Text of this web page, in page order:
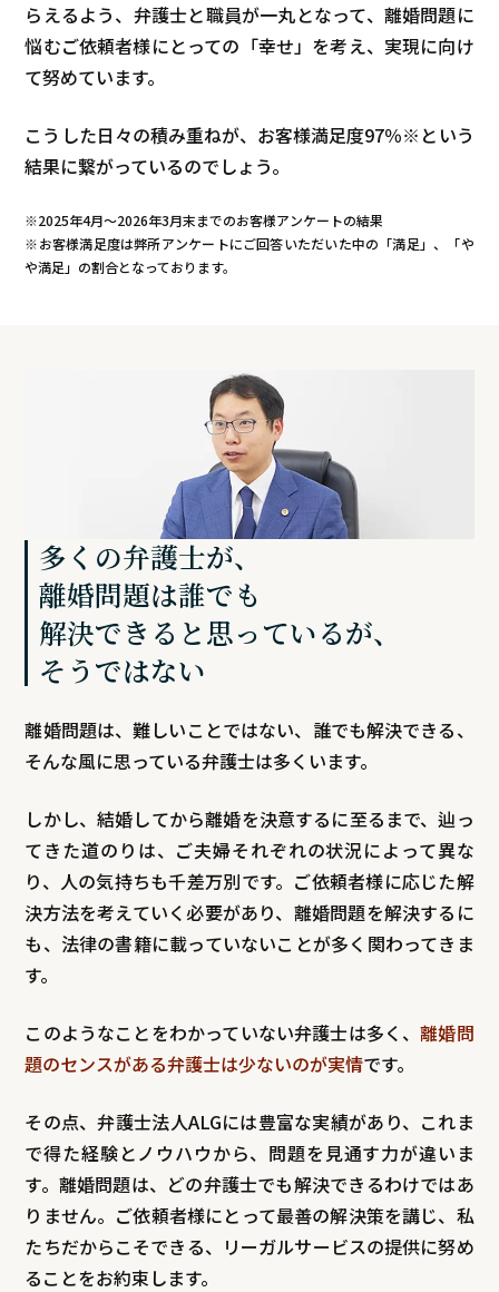
らえるよう、弁護士と職員が一丸となって、離婚問題に
悩むご依頼者様にとっての「幸せ」を考え、実現に向け
て努めています。
こうした日々の積み重ねが、お客様満足度97％※という
結果に繋がっているのでしょう。
※2025年4月～2026年3月末までのお客様アンケートの結果
※お客様満足度は弊所アンケートにご回答いただいた中の「満足」、「や
や満足」の割合となっております。
多くの弁護士が、
離婚問題は誰でも
解決できると思っているが、
そうではない
離婚問題は、難しいことではない、誰でも解決できる、
そんな風に思っている弁護士は多くいます。
しかし、結婚してから離婚を決意するに至るまで、辿っ
てきた道のりは、ご夫婦それぞれの状況によって異な
り、人の気持ちも千差万別です。ご依頼者様に応じた解
決方法を考えていく必要があり、離婚問題を解決するに
も、法律の書籍に載っていないことが多く関わってきま
す。
このようなことをわかっていない弁護士は多く、離婚問
題のセンスがある弁護士は少ないのが実情です。
その点、弁護士法人ALGには豊富な実績があり、これま
で得た経験とノウハウから、問題を見通す力が違いま
す。離婚問題は、どの弁護士でも解決できるわけではあ
りません。ご依頼者様にとって最善の解決策を講じ、私
たちだからこそできる、リーガルサービスの提供に努め
ることをお約束します。